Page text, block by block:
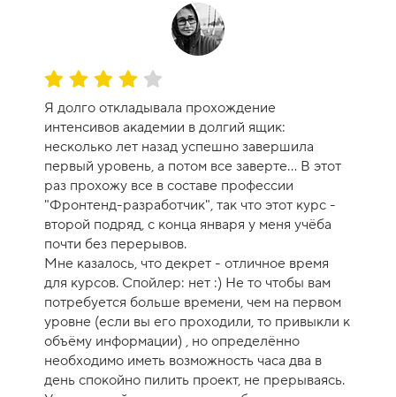
О
е
н
к
а
к
р
с
а
-
8
Я долго откладывала прохождение
интенсивов академии в долгий ящик:
несколько лет назад успешно завершила
первый уровень, а потом все заверте... В этот
раз прохожу все в составе профессии
"Фронтенд-разработчик", так что этот курс -
второй подряд, с конца января у меня учёба
почти без перерывов.
Мне казалось, что декрет - отличное время
для курсов. Спойлер: нет :) Не то чтобы вам
потребуется больше времени, чем на первом
уровне (если вы его проходили, то привыкли к
объёму информации) , но определённо
необходимо иметь возможность часа два в
день спокойно пилить проект, не прерываясь.